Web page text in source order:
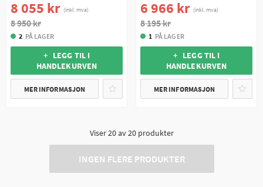
8 055 kr (inkl. mva)
8 950 kr
2 PÅ LAGER
+ LEGG TIL I
HANDLEKURVEN
MER INFORMASJON
6 966 kr (inkl. mva)
8 195 kr
1 PÅ LAGER
+ LEGG TIL I
HANDLEKURVEN
MER INFORMASJON
Viser20av20produkter
INGEN FLERE PRODUKTER